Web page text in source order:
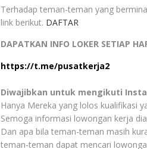
Terhadap teman-teman yang
link berikut. DAFTAR
DAPATKAN INFO LOKER SETIAP
https://t.me/pusatkerja2
Diwajibkan untuk mengikuti
Hanya Mereka yang lolos kualifikasi
Semoga informasi lowongan kerja
Dan apa bila teman-teman masih
teman-teman dapat mencari